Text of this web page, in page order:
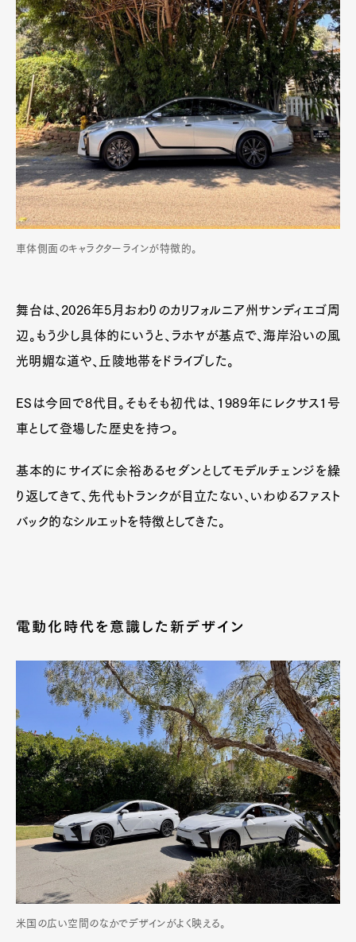
車体側面のキャラクターラインが特徴的。
舞台は、2026年5月おわりのカリフォルニア州サンディエゴ周
辺。もう少し具体的にいうと、ラホヤが基点で、海岸沿いの風
光明媚な道や、丘陵地帯をドライブした。
ESは今回で8代目。そもそも初代は、1989年にレクサス1号
車として登場した歴史を持つ。
基本的にサイズに余裕あるセダンとしてモデルチェンジを繰
り返してきて、先代もトランクが目立たない、いわゆるファスト
バック的なシルエットを特徴としてきた。
電動化時代を意識した新デザイン
米国の広い空間のなかでデザインがよく映える。